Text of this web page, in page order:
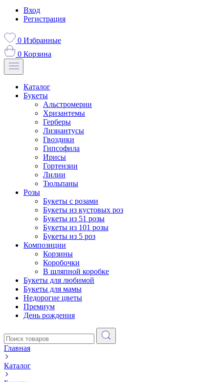
Вход
Регистрация
0 Избранные
0 Корзина
Каталог
Букеты
Альстромерии
Хризантемы
Герберы
Лизиантусы
Гвоздики
Гипсофила
Ирисы
Гортензии
Лилии
Тюльпаны
Розы
Букеты с розами
Букеты из кустовых роз
Букеты из 51 розы
Букеты из 101 розы
Букеты из 5 роз
Композиции
Корзины
Коробочки
В шляпной коробке
Букеты для любимой
Букеты для мамы
Недорогие цветы
Премиум
День рождения
Главная
Каталог